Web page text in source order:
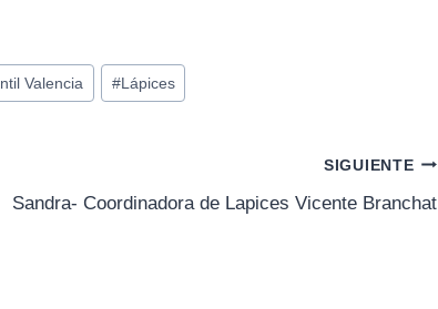
Valencia #Lápices
SIGUIENTE
Sandra- Coordinadora de Lapices Vicente Branchat